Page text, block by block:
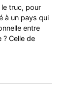
le truc, pour
à un pays qui
entre
? Celle de